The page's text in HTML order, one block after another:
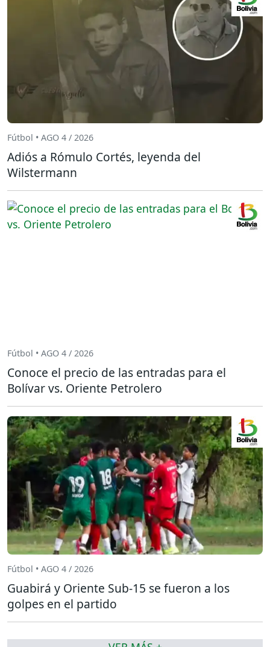
Fútbol • AGO 4 / 2026
Adiós a Rómulo Cortés, leyenda del
Wilstermann
Fútbol • AGO 4 / 2026
Conoce el precio de las entradas para el
Bolívar vs. Oriente Petrolero
Fútbol • AGO 4 / 2026
Guabirá y Oriente Sub-15 se fueron a los
golpes en el partido